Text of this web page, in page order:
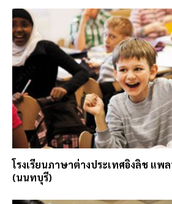
โรงเรียนภาษาต่างประเทศอิงลิช แพ
(นนทบุรี)